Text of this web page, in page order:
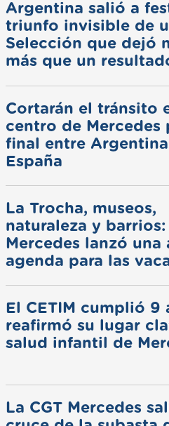
Argentina salió a
triunfo invisible de
Selección que dejó
más que un
Cortarán el tránsito
centro de Mercedes
final entre
España
La Trocha, museos,
naturaleza y barrios:
Mercedes lanzó una
agenda para las
El CETIM cumplió 9
reafirmó su lugar
salud infantil de
La CGT Mercedes